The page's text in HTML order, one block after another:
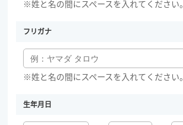
※姓と名の間にスペースを入れてください。
フリガナ
※姓と名の間にスペースを入れてください。
生年月日